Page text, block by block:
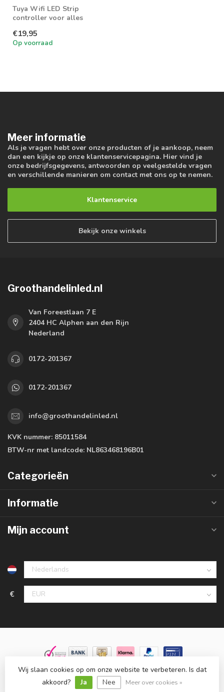
Tuya Wifi LED Strip
controller voor alles
€19,95
Op voorraad
Meer informatie
Als je vragen hebt over onze producten of je aankoop, neem
dan een kijkje op onze klantenservicepagina. Hier vind je
onze bedrijfsgegevens, antwoorden op veelgestelde vragen
en verschillende manieren om contact met ons op te nemen.
Klantenservice
Bekijk onze winkels
Groothandelinled.nl
Van Foreestlaan 7 E
2404 HC Alphen aan den Rijn
Nederland
0172-201367
0172-201367
info@groothandelinled.nl
KVK nummer: 85011584
BTW-nr met landcode: NL863468196B01
Categorieën
Informatie
Mijn account
€
© Copyright 2026 Groothandelinled.nl - Powered by
Lightspeed
Lightspeed designbyDyvelopment
Wij slaan cookies op om onze website te verbeteren. Is dat
akkoord?
Ja Nee Meer over cookies »